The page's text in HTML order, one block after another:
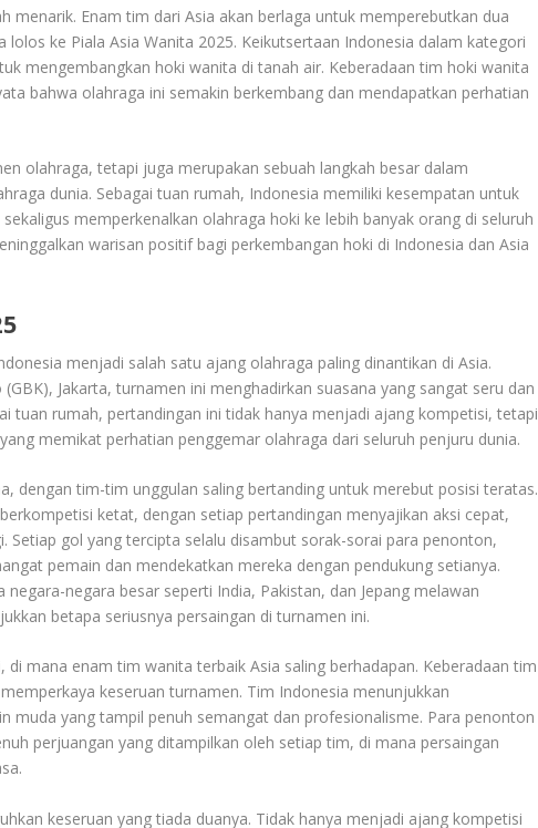
menarik. Enam tim dari Asia akan berlaga untuk memperebutkan dua
ke Piala Asia Wanita 2025. Keikutsertaan Indonesia dalam kategori
mengembangkan hoki wanita di tanah air. Keberadaan tim hoki wanita
bahwa olahraga ini semakin berkembang dan mendapatkan perhatian
olahraga, tetapi juga merupakan sebuah langkah besar dalam
dunia. Sebagai tuan rumah, Indonesia memiliki kesempatan untuk
memperkenalkan olahraga hoki ke lebih banyak orang di seluruh
warisan positif bagi perkembangan hoki di Indonesia dan Asia
menjadi salah satu ajang olahraga paling dinantikan di Asia.
Jakarta, turnamen ini menghadirkan suasana yang sangat seru dan
tuan rumah, pertandingan ini tidak hanya menjadi ajang kompetisi, tetapi
memikat perhatian penggemar olahraga dari seluruh penjuru dunia.
dengan tim-tim unggulan saling bertanding untuk merebut posisi teratas.
ketat, dengan setiap pertandingan menyajikan aksi cepat,
Setiap gol yang tercipta selalu disambut sorak-sorai para penonton,
pemain dan mendekatkan mereka dengan pendukung setianya.
negara besar seperti India, Pakistan, dan Jepang melawan
betapa seriusnya persaingan di turnamen ini.
mana enam tim wanita terbaik Asia saling berhadapan. Keberadaan tim
keseruan turnamen. Tim Indonesia menunjukkan
muda yang tampil penuh semangat dan profesionalisme. Para penonton
perjuangan yang ditampilkan oleh setiap tim, di mana persaingan
keseruan yang tiada duanya. Tidak hanya menjadi ajang kompetisi